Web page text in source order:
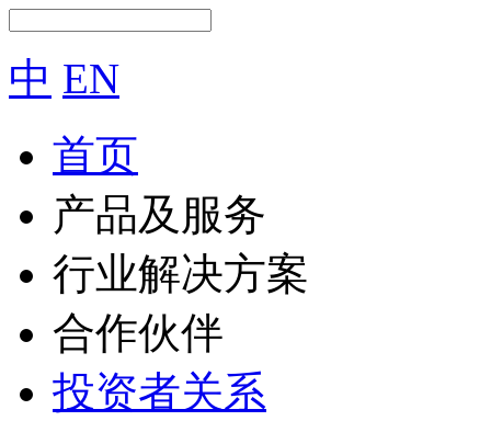
中 EN
首页
产品及服务
行业解决方案
合作伙伴
投资者关系